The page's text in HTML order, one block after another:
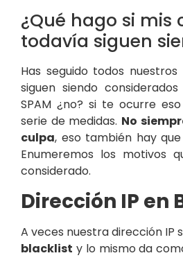
¿Qué hago si mis
todavía siguen
Has seguido todos
siguen siendo
SPAM ¿no? si te ocurre
serie de medidas. No
culpa, eso también hay
Enumeremos los motivos
considerado.
Dirección IP en
A veces nuestra dirección IP
blacklist y lo mismo da